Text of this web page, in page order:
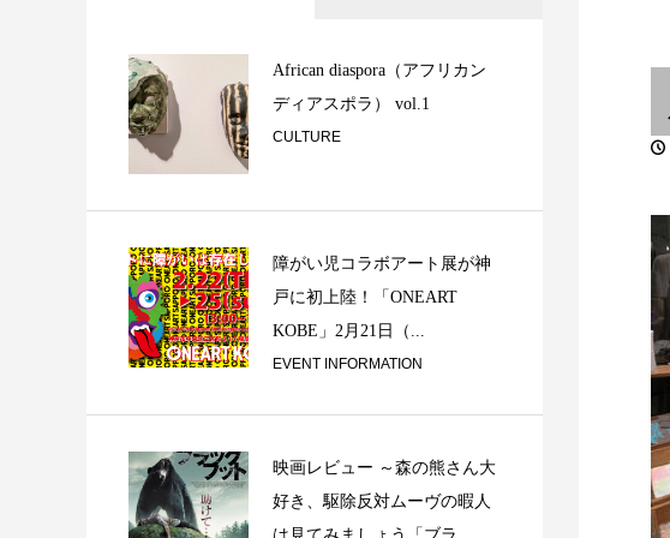
Hip Hop ～ Over The Crossov...
北京遊学記 (1)
African diaspora（アフリカン
ディアスポラ） vol.1
CULTURE
障がい児コラボアート展が神
戸に初上陸！「ONEART
KOBE」2月21日（...
EVENT INFORMATION
映画レビュー ～森の熊さん大
好き、駆除反対ムーヴの暇人